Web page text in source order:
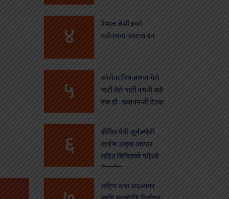
४
नेपाल जेसीजको
मनोनयमा नवराज वन
५
कोरोना नियन्त्रणमा मेरो
पार्टी तेरो पार्टी नभनी सबै
एक हौं : प्रधानमन्त्री देउवा
६
बीमित मैत्री सूर्यज्योती
लाईफ उत्कृष्ठ ब्यापार
सहित बिमितको पहिलो
रोजाईमा
राष्ट्रिय सभा सदस्यका